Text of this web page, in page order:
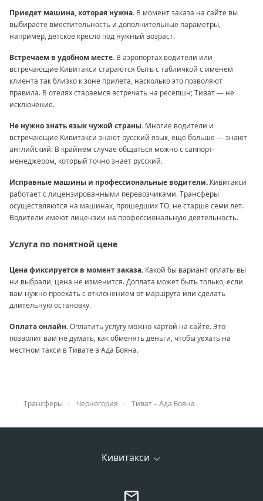
Приедет машина, которая нужна. В момент заказа на сайте вы
выбираете вместительность и дополнительные параметры,
например, детское кресло под нужный возраст.
Встречаем в удобном месте. В аэропортах водители или
встречающие Кивитакси стараются быть с табличкой с именем
клиента так близко к зоне прилета, насколько это позволяют
правила. В отелях стараемся встречать на ресепшн; Тиват — не
исключение.
Не нужно знать язык чужой страны. Многие водители и
встречающие Кивитакси знают русский язык, еще больше — знают
английский. В крайнем случае общаться можно с саппорт-
менеджером, который точно знает русский.
Исправные машины и профессиональные водители. Кивитакси
работает с лицензированными перевозчиками. Трансферы
осуществляются на машинах, прошедших ТО, не старше семи лет.
Водители имеют лицензии на профессиональную деятельность.
Услуга по понятной цене
Цена фиксируется в момент заказа. Какой бы вариант оплаты вы
ни выбрали, цена не изменится. Доплата может быть только, если
вам нужно проехать с отклонением от маршрута или сделать
длительную остановку.
Оплата онлайн.Оплатить услугу можно картой на сайте. Это
позволит вам не думать, как обменять деньги, чтобы уехать на
местном такси в Тивате в Ада Бояна.
Трансферы Черногория Тиват–Ада Бояна
Кивитакси